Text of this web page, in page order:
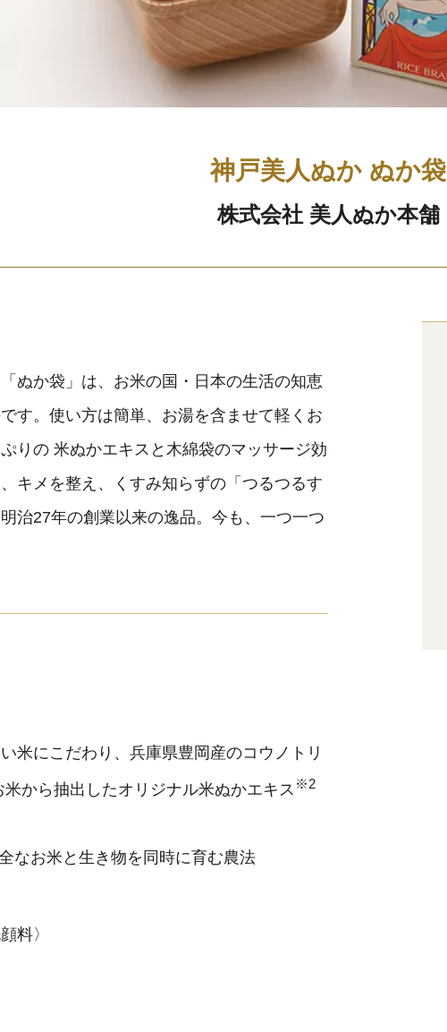
神戸美人ぬか ぬか袋
株式会社 美人ぬか本舗
ぬか袋」は、お米の国・日本の生活の知恵
す。使い方は簡単、お湯を含ませて軽くお
りの 米ぬかエキスと木綿袋のマッサージ効
キメを整え、くすみ知らずの「つるつるす
治27年の創業以来の逸品。今も、一つ一つ
米にこだわり、兵庫県豊岡産のコウノトリ
米から抽出したオリジナル米ぬかエキス ※2
なお米と生き物を同時に育む農法
料〉